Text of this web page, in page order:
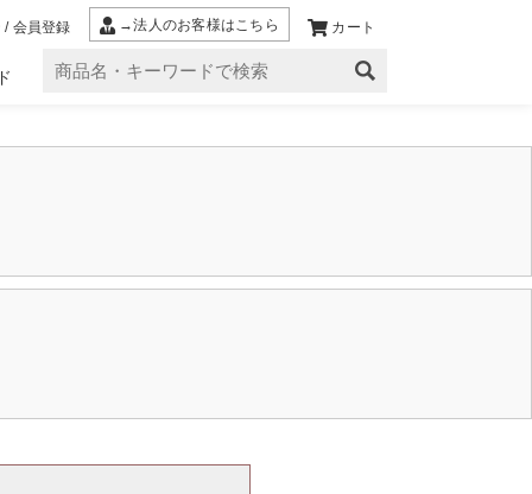
/ 会員登録 →法人のお客様はこちら カート